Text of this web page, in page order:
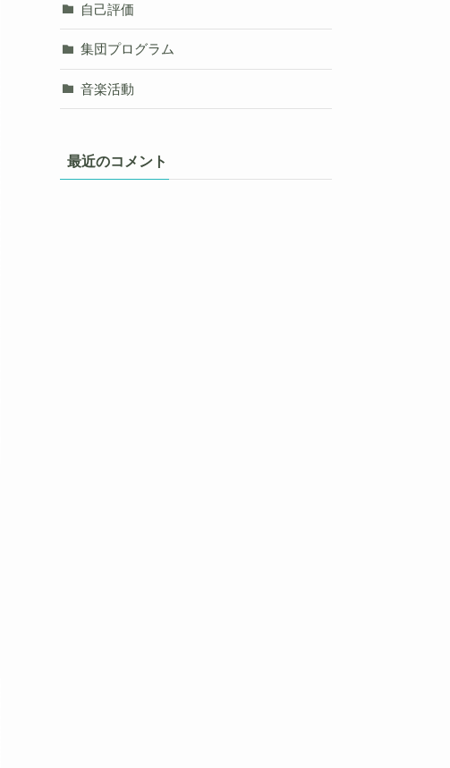
自己評価
集団プログラム
音楽活動
最近のコメント